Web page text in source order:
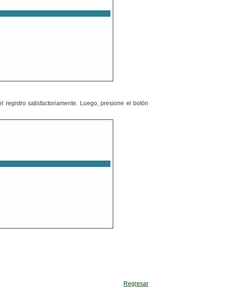
registro satisfactoriamente. Luego, presione el botón
Regresar